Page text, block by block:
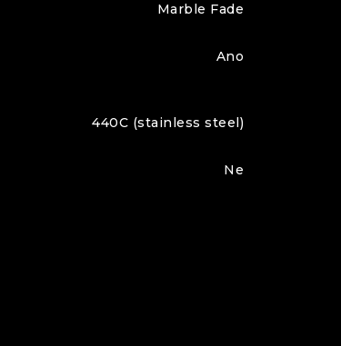
Marble Fade
Ano
440C (stainless steel)
Ne